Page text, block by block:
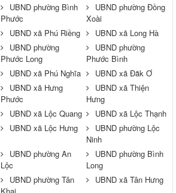
UBND phường Bình
Phước
UBND phường Đồng
Xoài
UBND xã Phú Riềng
UBND xã Long Hà
UBND phường
Phước Long
UBND phường
Phước Bình
UBND xã Phú Nghĩa
UBND xã Đăk Ơ
UBND xã Hưng
Phước
UBND xã Thiện
Hưng
UBND xã Lộc Quang
UBND xã Lộc Thạnh
UBND xã Lộc Hưng
UBND phường Lộc
Ninh
UBND phường An
Lộc
UBND phường Bình
Long
UBND phường Tân
UBND xã Tân Hưng